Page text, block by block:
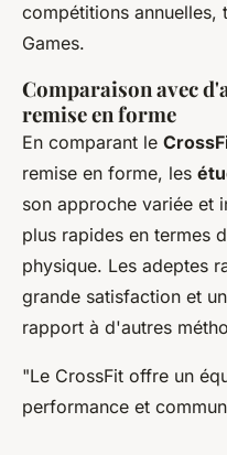
compétitions annuelles,
Games.
Comparaison avec
remise en forme
En comparant le
remise en forme, les
son approche variée et
plus rapides en termes
physique. Les adeptes
grande satisfaction et
rapport à d'autres
"Le CrossFit offre un
performance et